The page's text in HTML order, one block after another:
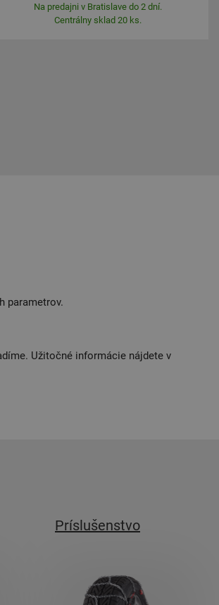
Na predajni v Bratislave do 2 dní.
Centrálny sklad 20 ks.
parametrov.
Užitočné informácie nájdete v
Príslušenstvo